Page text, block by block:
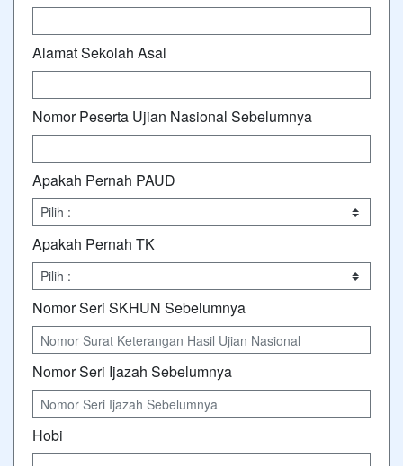
Alamat Sekolah Asal
Nomor Peserta Ujian Nasional Sebelumnya
Apakah Pernah PAUD
Apakah Pernah TK
Nomor Seri SKHUN Sebelumnya
Nomor Seri Ijazah Sebelumnya
Hobi